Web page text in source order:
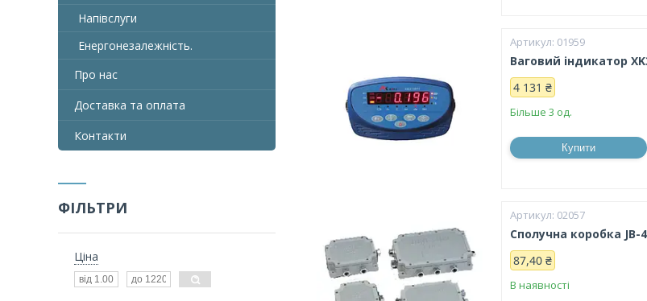
01959
Ваговий індикатор
4 131 ₴
Більше 3 од.
Купити
02057
Сполучна коробка JB-
87,40 ₴
В наявності
Напівслуги
Енергонезалежність.
Про нас
Доставка та оплата
Контакти
ФІЛЬТРИ
Ціна